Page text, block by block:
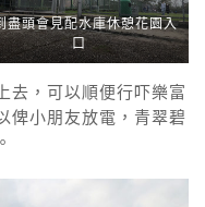
盡頭會見配水庫休憩花園入
口
去，可以順便行吓樂富
俾小朋友放電，青翠碧